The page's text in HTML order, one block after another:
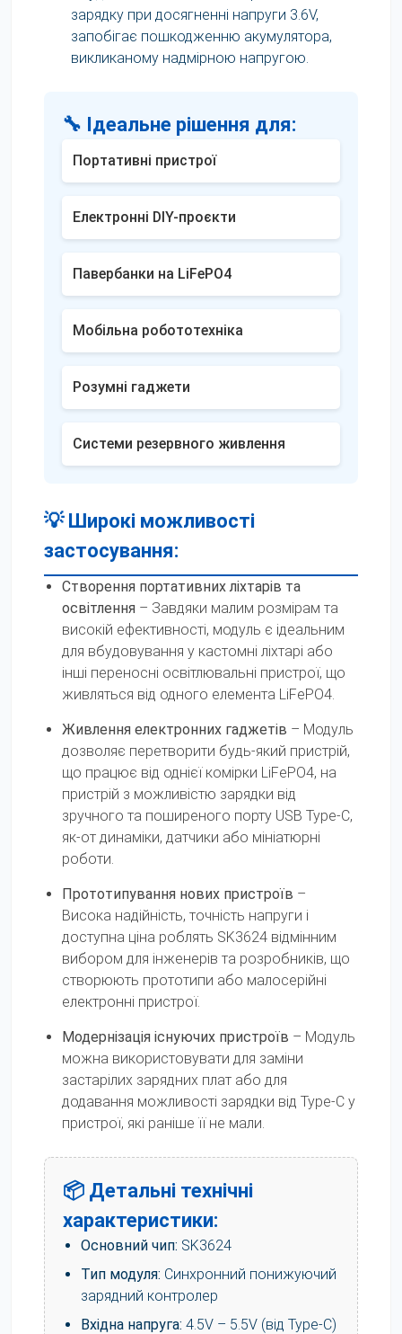
зарядку при досягненні напруги 3.6V,
запобігає пошкодженню акумулятора,
викликаному надмірною напругою.
🔧 Ідеальне рішення для:
Портативні пристрої
Електронні DIY-проєкти
Павербанки на LiFePO4
Мобільна робототехніка
Розумні гаджети
Системи резервного живлення
💡 Широкі можливості
застосування:
Створення портативних ліхтарів та
освітлення – Завдяки малим розмірам та
високій ефективності, модуль є ідеальним
для вбудовування у кастомні ліхтарі або
інші переносні освітлювальні пристрої, що
живляться від одного елемента LiFePO4.
Живлення електронних гаджетів – Модуль
дозволяє перетворити будь-який пристрій,
що працює від однієї комірки LiFePO4, на
пристрій з можливістю зарядки від
зручного та поширеного порту USB Type-C,
як-от динаміки, датчики або мініатюрні
роботи.
Прототипування нових пристроїв –
Висока надійність, точність напруги і
доступна ціна роблять SK3624 відмінним
вибором для інженерів та розробників, що
створюють прототипи або малосерійні
електронні пристрої.
Модернізація існуючих пристроїв – Модуль
можна використовувати для заміни
застарілих зарядних плат або для
додавання можливості зарядки від Type-C у
пристрої, які раніше її не мали.
📦 Детальні технічні
характеристики:
Основний чип: SK3624
Тип модуля: Синхронний понижуючий
зарядний контролер
Вхідна напруга: 4.5V – 5.5V (від Type-C)